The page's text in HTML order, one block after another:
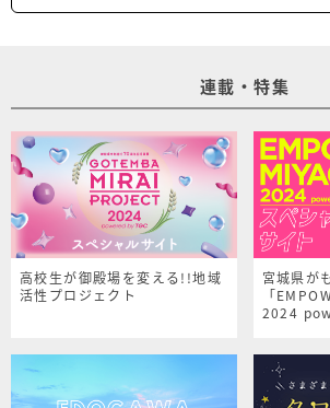
連載・特集
高校生が御殿場を変える!!地域
活性プロジェクト
宮城県が
「
2024